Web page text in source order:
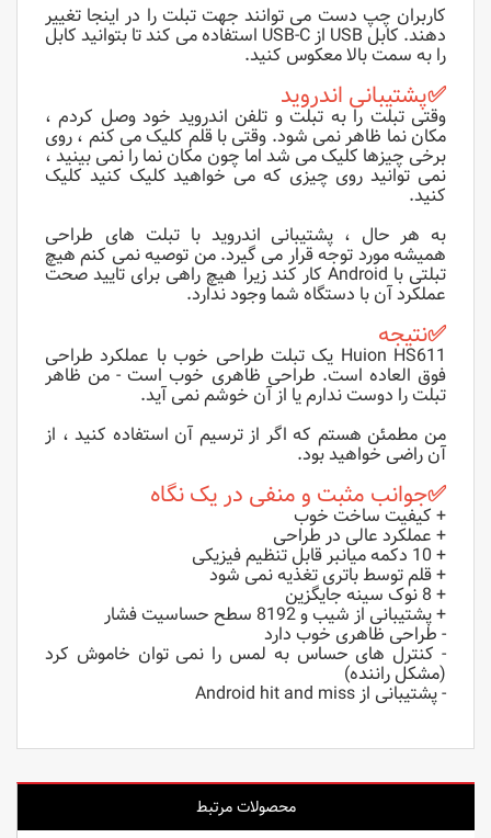
کاربران چپ دست می توانند جهت تبلت را در اینجا تغییر
دهند. کابل USB از USB-C استفاده می کند تا بتوانید کابل
را به سمت بالا معکوس کنید.
✅پشتیبانی اندروید
وقتیتبلت را به تبلتو تلفن اندروید خود وصل کردم ،
مکان نما ظاهر نمی شود. وقتی با قلم کلیک می کنم ، روی
برخی چیزها کلیک می شد اما چون مکان نما را نمی بینید ،
نمی توانید روی چیزی که می خواهید کلیک کنید کلیک
کنید.
به هر حال ، پشتیبانی اندروید با تبلت های طراحی
همیشه مورد توجه قرار می گیرد. من توصیه نمی کنم هیچ
تبلتی با Android کار کند زیرا هیچ راهی برای تایید صحت
عملکرد آن با دستگاه شما وجود ندارد.
✅نتیجه
Huion HS611 یک تبلت طراحی خوب با عملکرد طراحی
فوق العاده است. طراحی ظاهری خوب است - من ظاهر
تبلت را دوست ندارم یا از آن خوشم نمی آید.
من مطمئن هستم که اگر از ترسیم آن استفاده کنید ، از
آن راضی خواهید بود.
✅جوانب مثبت و منفی در یک نگاه
+ کیفیت ساخت خوب
+ عملکرد عالی در طراحی
+ 10 دکمه میانبر قابل تنظیم فیزیکی
+ قلم توسط باتری تغذیه نمی شود
+ 8 نوک سینه جایگزین
+ پشتیبانی از شیب و 8192 سطح حساسیت فشار
- طراحی ظاهری خوب دارد
- کنترل های حساس به لمس را نمی توان خاموش کرد
(مشکل راننده)
- پشتیبانی از Android hit and miss
محصولات مرتبط